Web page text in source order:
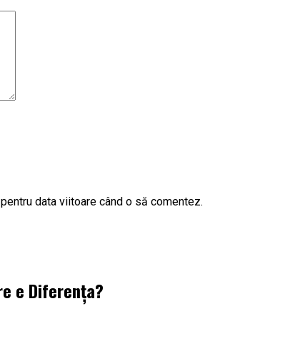
data viitoare când o să comentez.
e Diferența?